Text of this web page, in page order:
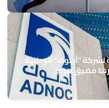
لشركة "أدنوك" الوطنية
مضيق هرمز